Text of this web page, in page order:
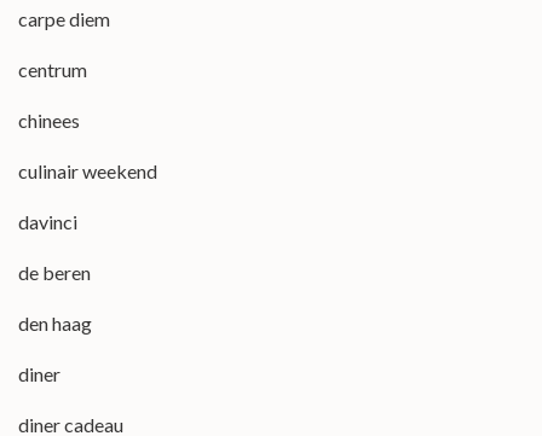
carpe diem
centrum
chinees
culinair weekend
davinci
de beren
den haag
diner
diner cadeau